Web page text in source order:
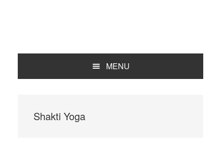
MENU
Shakti Yoga